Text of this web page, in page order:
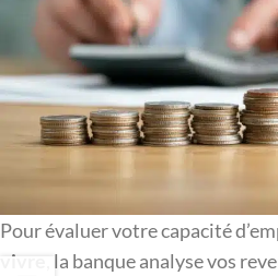
Pour évaluer votre capacité
vivre
, la banque analyse vos